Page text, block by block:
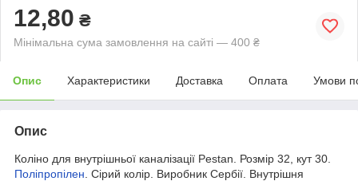
12,80 ₴
Мінімальна сума замовлення на сайті — 400 ₴
Опис Характеристики Доставка Оплата Умови
Опис
Коліно для внутрішньої каналізації Pestan. Розмір 32, кут 30.
Поліпропілен . Сірий колір. Виробник Сербії. Внутрішня